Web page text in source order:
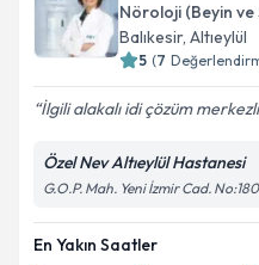
Nöroloji (Beyin ve
Balıkesir, Altıeylül
5 (7
İlgili alakalı idi çözüm
Özel Nev Altıeylül Hastanesi
G.O.P. Mah. Yeni İzmir Cad.
En Yakın Saatler